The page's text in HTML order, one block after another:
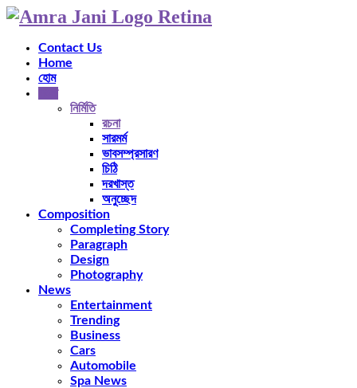
Contact Us
Home
হোম
নির্মিতি
রচনা
সারমর্ম
ভাবসম্প্রসারণ
চিঠি
দরখাস্ত
অনুচ্ছেদ
Composition
Completing Story
Paragraph
Design
Photography
News
Entertainment
Trending
Business
Cars
Automobile
Spa News